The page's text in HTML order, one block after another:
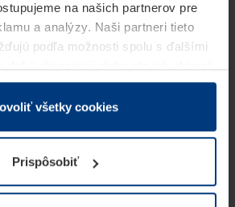
na našich partnerov pre
a analýzy. Naši partneri tieto
podľa možnosti spolu s ďalšími
služieb.
môžeme cookies ukladať na Vašom
Pre všetky ostatné typy cookie
Vaše povolenie môžete
odvolať vo vysvetlení cookie
všetky cookies
Prispôsobiť